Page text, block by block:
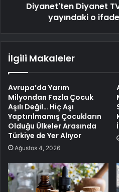
Diyanet'ten Diyanet
yayındaki o
İlgili Makaleler
Avrupa’da Yarım
Milyondan Fazla Çocuk
Aşılı Değil… Hiç Aşı
Yaptırılmamış Çocukların
Olduğu Ülkeler Arasında
Türkiye de Yer Alıyor
Ağustos 4, 2026